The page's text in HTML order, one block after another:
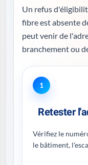
Un refus
fibre est absente de
peut venir de
branchement ou
1
Retester
Vérifiez le
le bâtiment,